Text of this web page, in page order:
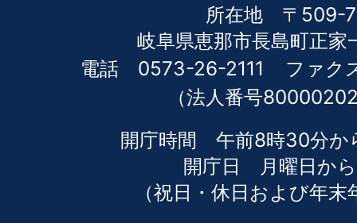
所在地 〒509-
岐阜県恵那市長島町正家
電話 0573-26-2111
ファ
（法人番号
開庁時間 午前8時30分か
開庁日 月曜日か
（祝日・休日および年